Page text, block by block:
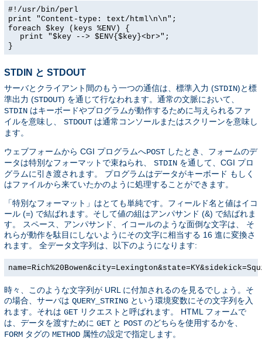
#!/usr/bin/perl
print "Content-type: text/html\n\n";
foreach $key (keys %ENV) {
print "$key --> $ENV{$key}<br>";
}
STDIN と STDOUT
サーバとクライアント間のもう一つの通信は、標準入力 (STDIN)と標
準出力 (STDOUT) を通じて行なわれます。通常の文脈において、
STDIN はキーボードやプログラムが動作するために与えられるファ
イルを意味し、 STDOUT は通常コンソールまたはスクリーンを意味し
ます。
ウェブフォームから CGI プログラムへPOST したとき、フォームのデ
ータは特別なフォーマットで束ねられ、 STDIN を通して、CGI プロ
グラムに引き渡されます。 プログラムはデータがキーボード もしく
はファイルから来ていたかのように処理することができます。
「特別なフォーマット」はとても単純です。フィールド名と値はイコ
ール (=) で結ばれます。そして値の組はアンパサンド (&) で結ばれま
す。 スペース、アンパサンド、イコールのような面倒な文字は、 そ
れらが動作を駄目にしないようにその文字に相当する 16 進に変換さ
れます。 全データ文字列は、以下のようになります:
時々、このような文字列が URL に付加されるのを見るでしょう。そ
の場合、サーバは QUERY_STRING という環境変数にその文字列を入
れます。それは GET リクエストと呼ばれます。 HTML フォームで
は、データを渡すために GET と POST のどちらを使用するかを、
FORM タグの METHOD 属性の設定で指定します。